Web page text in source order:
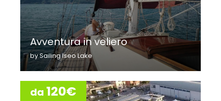
Avventura in veliero
by Sailing Iseo Lake
da 120€